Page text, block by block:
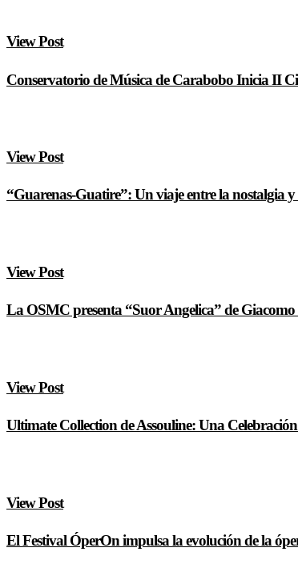
View Post
Conservatorio de Música de Carabobo Inicia II
View Post
“Guarenas-Guatire”: Un viaje entre la nostalgia
View Post
La OSMC presenta “Suor Angelica” de
View Post
Ultimate Collection de Assouline: Una
View Post
El Festival ÓperOn impulsa la evolución de la